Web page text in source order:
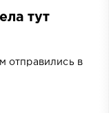
тут
отправились в